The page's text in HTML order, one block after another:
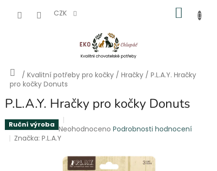
CZK
Domů
/ Kvalitní potřeby pro kočky / Hračky / P.L.A.Y. Hračky
pro kočky Donuts
P.L.A.Y. Hračky pro kočky Donuts
Ruční výroba Průměrné
hodnocení
je
0,0
Neohodnoceno Podrobnosti hodnocení
Značka:P.L.A.Y